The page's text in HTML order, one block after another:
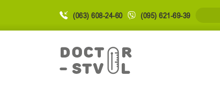
(063) 608-24-60 (095) 621-69-39